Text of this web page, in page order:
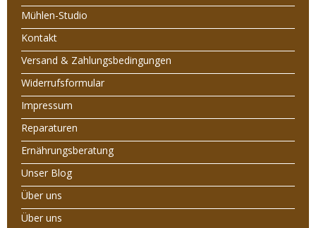
Mühlen-Studio
Kontakt
Versand & Zahlungsbedingungen
Widerrufsformular
Impressum
Reparaturen
Ernährungsberatung
Unser Blog
Über uns
Über uns